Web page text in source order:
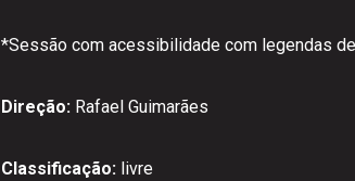
*Sessão com acessibilidade com legendas
Direção: Rafael Guimarães
Classificação: livre